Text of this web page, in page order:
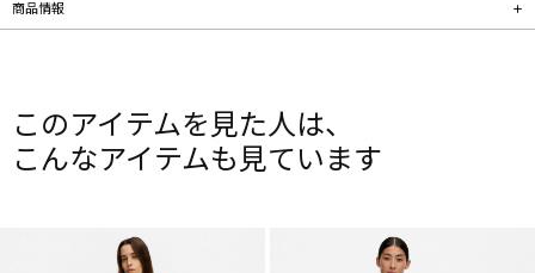
商品情報
このアイテムを見た人は、
こんなアイテムも見ています